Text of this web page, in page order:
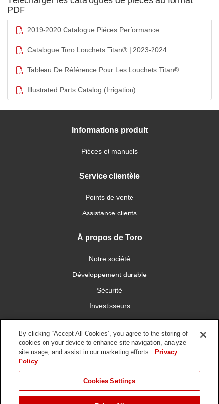
PDF
2019-2020 Catalogue Piéces Performance
Catalogue Toro Louchets Titan® | 2023-2024
Tableau De Référence Pour Les Louchets Titan®
Illustrated Parts Catalog (Irrigation)
Informations produit
Pièces et manuels
Service clientèle
Points de vente
Assistance clients
À propos de Toro
Notre société
Développement durable
Sécurité
Investisseurs
Carrières
Connectez-vous avec nous
By clicking “Accept All Cookies”, you agree to the storing of
cookies on your device to enhance site navigation, analyze
site usage, and assist in our marketing efforts.
Privacy
Policy
Cookies Settings